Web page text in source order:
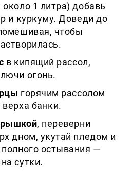
около 1 литра) добавь
и куркуму. Доведи до
чтобы
в кипящий рассол,
огонь.
горячим рассолом
банки.
, переверни
дном, укутай пледом и
остывания —
сутки.